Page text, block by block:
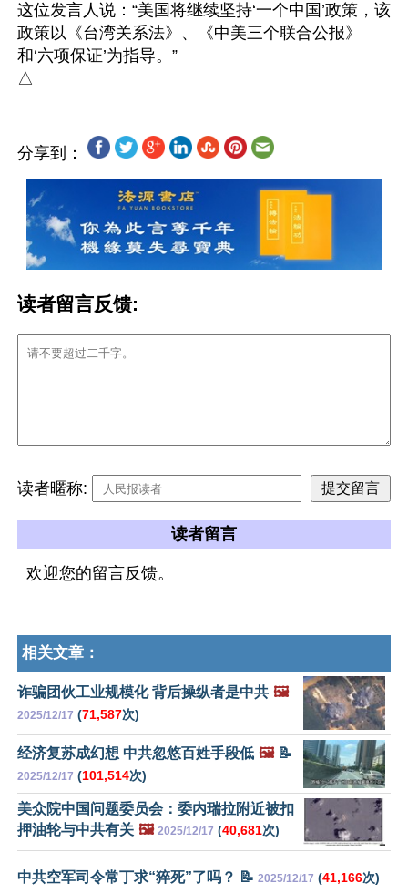
这位发言人说：“美国将继续坚持‘一个中国’政策，该
政策以《台湾关系法》、《中美三个联合公报》
和‘六项保证’为指导。”
分享到：
读者留言反馈:
读者暱称:
读者留言
欢迎您的留言反馈。
相关文章：
诈骗团伙工业规模化 背后操纵者是中共 🖼️
2025/12/17 (71,587次)
经济复苏成幻想 中共忽悠百姓手段低 🖼️📝
2025/12/17 (101,514次)
美众院中国问题委员会：委内瑞拉附近被扣
押油轮与中共有关 🖼️ 2025/12/17 (40,681次)
中共空军司令常丁求“猝死”了吗？ 📝 2025/12/17 (41,166次)